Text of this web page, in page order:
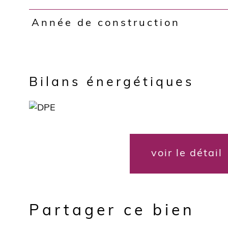
Année de construction
Bilans énergétiques
voir le détail
Partager ce bien